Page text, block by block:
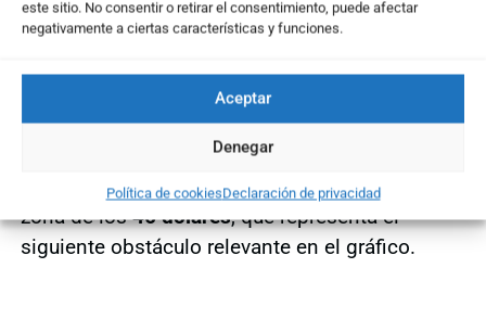
este sitio. No consentir o retirar el consentimiento, puede afectar
negativamente a ciertas características y funciones.
Aceptar
Denegar
Política de cookiesDeclaración de privacidad
sitúan en los36,24 dólares, soporte clave de
inmediaciones de los39,60 dólares
actuar como nivel de contención intermedio.
Por arriba, la resistencia más inmediata se
encuentra en los41,10 dólares, seguida de la
zona de los46 dólares, que representa el
siguiente obstáculo relevante en el gráfico.